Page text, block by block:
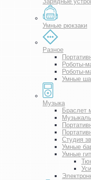
Умные рюкзаки
Разное
Роботы-
Роботы-
Умные
Музыка
Браслет
Студия
Умные
Умные